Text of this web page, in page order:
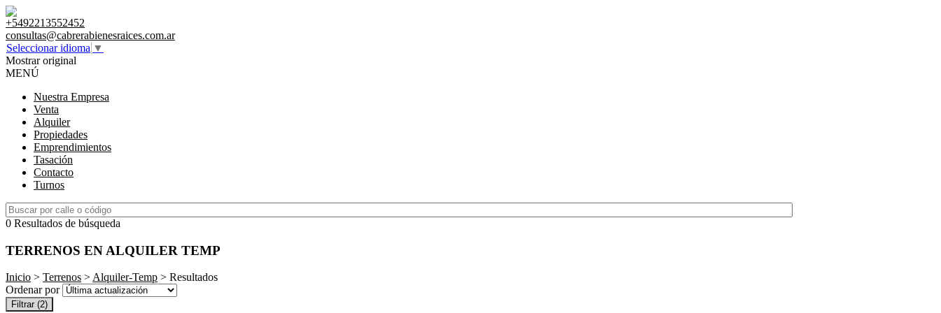
+5492213552452
consultas@cabrerabienesraices.com.ar
Seleccionar idioma ▼
Mostrar original
MENÚ
Nuestra Empresa
Venta
Alquiler
Propiedades
Emprendimientos
Tasación
Contacto
Turnos
0 Resultados de búsqueda
TERRENOS EN ALQUILER TEMP
Inicio > Terrenos >Alquiler-Temp > Resultados
Ordenar por
Filtrar (2)